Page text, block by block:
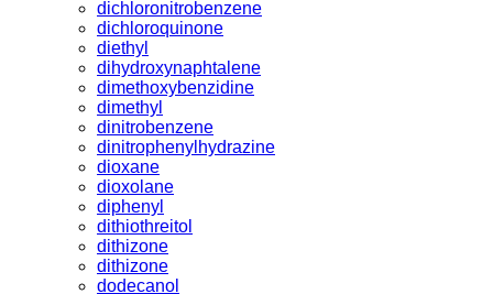
dichloronitrobenzene
dichloroquinone
diethyl
dihydroxynaphtalene
dimethoxybenzidine
dimethyl
dinitrobenzene
dinitrophenylhydrazine
dioxane
dioxolane
diphenyl
dithiothreitol
dithizone
dithizone
dodecanol